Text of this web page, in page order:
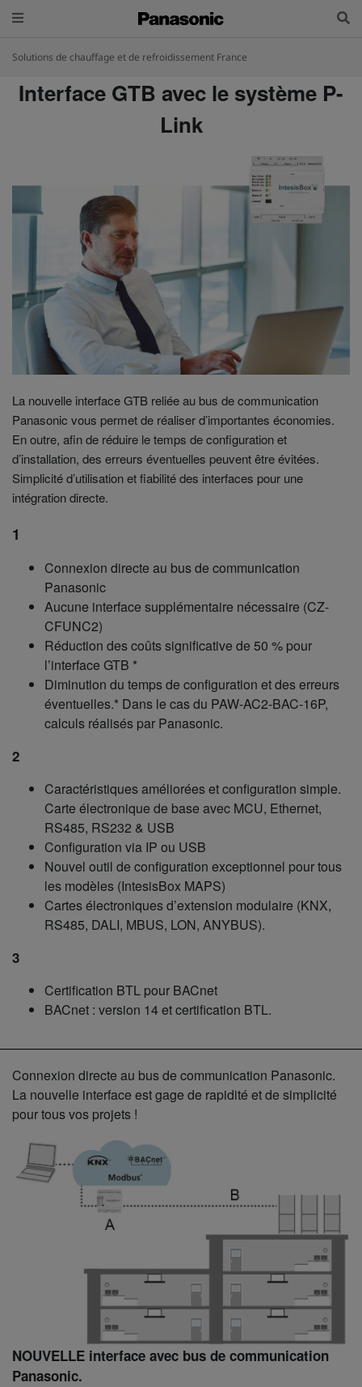
Solutions de chauffage et de refroidissement France
Interface GTB avec le système P-
Link
La nouvelle interface GTB reliée au bus de communication
Panasonic vous permet de réaliser d’importantes économies.
En outre, afin de réduire le temps de configuration et
d’installation, des erreurs éventuelles peuvent être évitées.
Simplicité d’utilisation et fiabilité des interfaces pour une
intégration directe.
1
Connexion directe au bus de communication
Panasonic
Aucune interface supplémentaire nécessaire (CZ-
CFUNC2)
Réduction des coûts significative de 50 % pour
l’interface GTB *
Diminution du temps de configuration et des erreurs
éventuelles.* Dans le cas du PAW-AC2-BAC-16P,
calculs réalisés par Panasonic.
2
Caractéristiques améliorées et configuration simple.
Carte électronique de base avec MCU, Ethernet,
RS485, RS232 & USB
Configuration via IP ou USB
Nouvel outil de configuration exceptionnel pour tous
les modèles (IntesisBox MAPS)
Cartes électroniques d’extension modulaire (KNX,
RS485, DALI, MBUS, LON, ANYBUS).
3
Certification BTL pour BACnet
BACnet : version 14 et certification BTL.
Connexion directe au bus de communication Panasonic.
La nouvelle interface est gage de rapidité et de simplicité
pour tous vos projets !
NOUVELLE interface avec bus de communication
Panasonic.